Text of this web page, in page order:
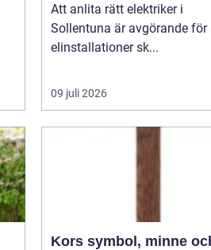
Att anlita rätt elektriker i
Sollentuna är avgörande för
elinstallationer sk...
09 juli 2026
Kors symbol, minne och